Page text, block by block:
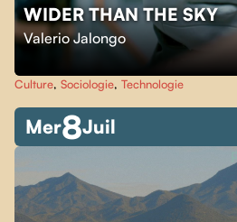
WIDER THAN THE SKY
Valerio Jalongo
Culture, Sociologie, Technologie
Mer8Juil